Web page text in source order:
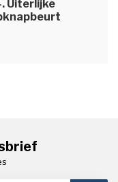
Uiterlijke